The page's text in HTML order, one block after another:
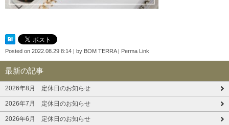
Posted on 2022.08.29 8:14 | by BOM TERRA| Perma Link
最新の記事
2026年8月 定休日のお知らせ
2026年7月 定休日のお知らせ
2026年6月 定休日のお知らせ